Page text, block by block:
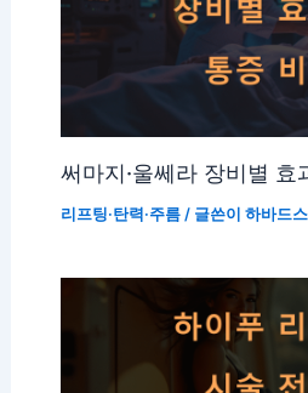
써마지·울쎄라 장비별 효
리프팅·탄력·주름/ 글쓴이 하바드